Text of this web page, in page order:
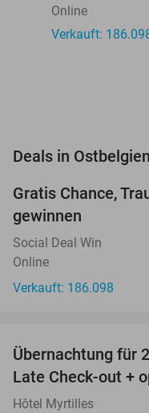
Online
Verkauft:
Deals in Ostbelgien
Gratis Chance,
gewinnen
Social Deal Win
Online
Verkauft: 186.098
Übernachtung für
Late Check-out +
Hôtel Myrtilles